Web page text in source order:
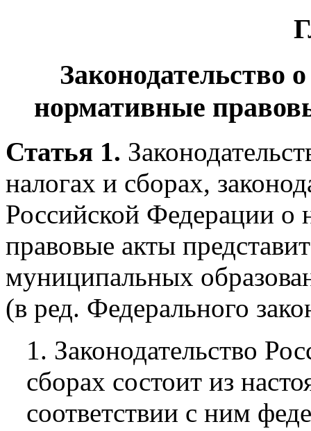
Законодательство
нормативные
Статья 1.
налогах и сборах,
Российской Федерации о
правовые акты
муниципальных
(в ред. Федерального
1. Законодательство
сборах состоит из
соответствии с ним